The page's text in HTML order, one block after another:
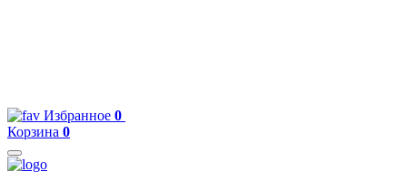
Избранное 0
Корзина 0